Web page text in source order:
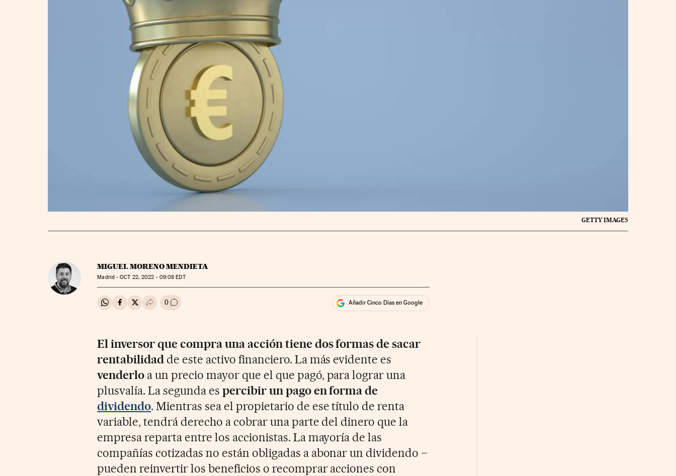
GETTY IMAGES
MIGUEL MORENO MENDIETA
Madrid -OCT22, 2022 - 09:08 EDT
Compartir en Whatsapp
Compartir en Facebook
Compartir en Twitter
Desplegar Redes Sociales
0 Ir a los comentarios Añadir Cinco Días en Google
El inversor que compra una acción tiene dos formas de sacar
rentabilidad de este activo financiero. La más evidente es
venderlo a un precio mayor que el que pagó, para lograr una
plusvalía. La segunda es percibir un pago en forma de
dividendo. Mientras sea el propietario de ese título de renta
variable, tendrá derecho a cobrar una parte del dinero que la
empresa reparta entre los accionistas. La mayoría de las
compañías cotizadas no están obligadas a abonar un dividendo –
pueden reinvertir los beneficios o recomprar acciones con